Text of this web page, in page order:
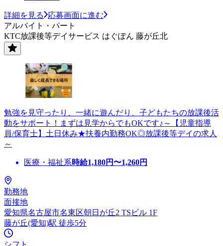
詳細を見る
応募画面に進む
アルバイト・パート
KTC放課後等デイサービス はぐぽん 藤が丘北
勉強を見守ったり、一緒に遊んだり、子どもたちの放課後活
動をサポート！まずは見学からでもOKです♪～【児童指導
員/保育士】土日休み★扶養内勤務OK◎放課後等デイの求人
～
医療・福祉系時給1,180円〜1,260円
勤務地
面接地
愛知県名古屋市名東区朝日が丘2 TSビル 1F
藤が丘(愛知)駅 徒歩5分
シフト